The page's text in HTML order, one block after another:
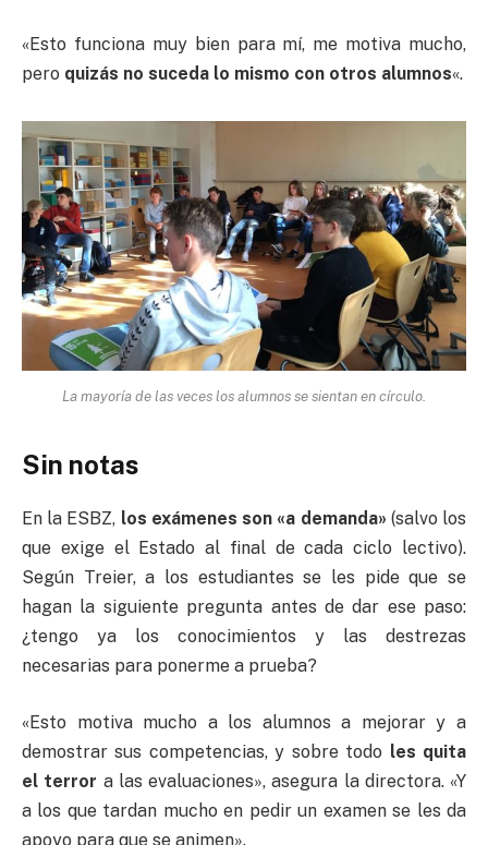
«Esto funciona muy bien para mí, me motiva mucho,
pero quizás no suceda lo mismo con otros alumnos«.
La mayoría de las veces los alumnos se sientan en círculo.
Sin notas
En la ESBZ, los exámenes son «a demanda» (salvo los
que exige el Estado al final de cada ciclo lectivo).
Según Treier, a los estudiantes se les pide que se
hagan la siguiente pregunta antes de dar ese paso:
¿tengo ya los conocimientos y las destrezas
necesarias para ponerme a prueba?
«Esto motiva mucho a los alumnos a mejorar y a
demostrar sus competencias, y sobre todo les quita
el terror a las evaluaciones», asegura la directora. «Y
a los que tardan mucho en pedir un examen se les da
apoyo para que se animen».